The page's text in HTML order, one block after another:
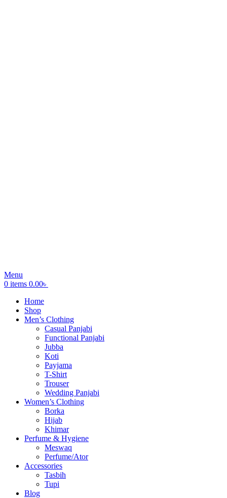
Menu
0 items 0.00৳
Home
Shop
Men’s Clothing
Casual Panjabi
Functional Panjabi
Jubba
Koti
Payjama
T-Shirt
Trouser
Wedding Panjabi
Women’s Clothing
Borka
Hijab
Khimar
Perfume & Hygiene
Meswaq
Perfume/Ator
Accessories
Tasbih
Tupi
Blog